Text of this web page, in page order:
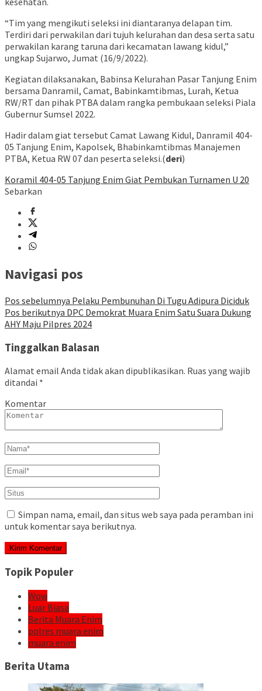
“Tim yang mengikuti seleksi ini diantaranya delapan tim.
Terdiri dari perwakilan dari tujuh kelurahan dan desa serta satu
perwakilan karang taruna dari kecamatan lawang kidul,”
ungkap Sujarwo, Jumat (16/9/2022).
Kegiatan dilaksanakan, Babinsa Kelurahan Pasar Tanjung Enim
bersama Danramil, Camat, Babinkamtibmas, Lurah, Ketua
RW/RT dan pihak PTBA dalam rangka pembukaan seleksi Piala
Gubernur Sumsel 2022.
Hadir dalam giat tersebut Camat Lawang Kidul, Danramil 404-
05 Tanjung Enim, Kapolsek, Bhabinkamtibmas Manajemen
PTBA, Ketua RW 07 dan peserta seleksi.(deri)
Koramil 404-05 Tanjung Enim Giat Pembukan Turnamen U 20
Sebarkan
Navigasi pos
Pos sebelumnya Pelaku Pembunuhan Di Tugu Adipura Diciduk
Pos berikutnya DPC Demokrat Muara Enim Satu Suara Dukung
AHY Maju Pilpres 2024
Tinggalkan Balasan
Alamat email Anda tidak akan dipublikasikan. Ruas yang wajib
ditandai *
Komentar
Simpan nama, email, dan situs web saya pada peramban ini
untuk komentar saya berikutnya.
Topik Populer
Wow
Luar Biasa
Berita Muara Enim
polres muara enim
muara enim
Berita Utama